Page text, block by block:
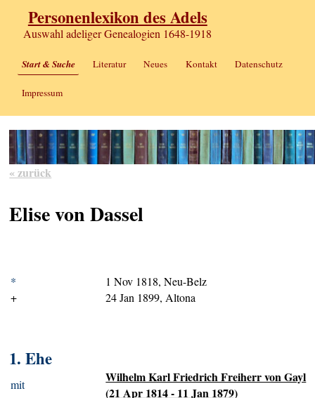
Personenlexikon des Adels
Auswahl adeliger Genealogien 1648-1918
Start & Suche Literatur Neues Kontakt Datenschutz
Impressum
« zurück
Elise von Dassel
*
1 Nov 1818, Neu-Belz
+
24 Jan 1899, Altona
1. Ehe
mit
Wilhelm Karl Friedrich Freiherr von Gayl
(21 Apr 1814 - 11 Jan 1879)